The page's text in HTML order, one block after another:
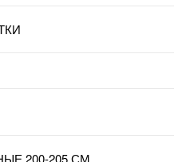
200-205 СМ